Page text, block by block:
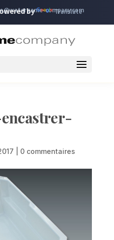
company.com
by Translate
0 commentaires